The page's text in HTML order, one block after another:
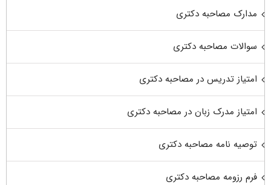
مدارک مصاحبه دکتری
سوالات مصاحبه دکتری
امتیاز تدریس در مصاحبه دکتری
امتیاز مدرک زبان در مصاحبه دکتری
توصیه نامه مصاحبه دکتری
فرم رزومه مصاحبه دکتری